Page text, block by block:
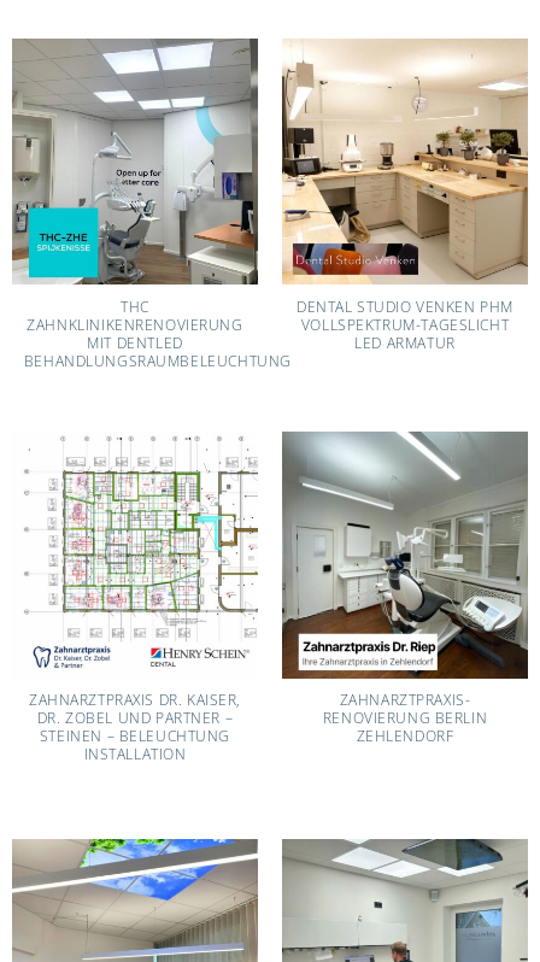
THC
ZAHNKLINIKENRENOVIERUNG
MIT DENTLED
BEHANDLUNGSRAUMBELEUCHTUNG
DENTAL STUDIO VENKEN PHM
VOLLSPEKTRUM-TAGESLICHT
LED ARMATUR
ZAHNARZTPRAXIS DR. KAISER,
DR. ZOBEL UND PARTNER –
STEINEN – BELEUCHTUNG
INSTALLATION
ZAHNARZTPRAXIS-
RENOVIERUNG BERLIN
ZEHLENDORF